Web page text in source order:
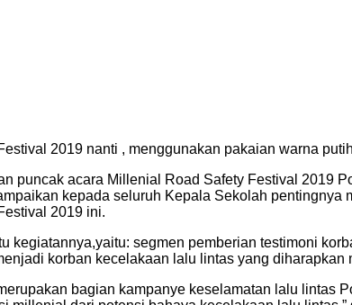
2019 nanti , menggunakan pakaian warna
puncak acara Millenial Road Safety Festival 2019
kepada seluruh Kepala Sekolah
2019 ini.
kegiatannya,yaitu: segmen pemberian testimoni
korban kecelakaan lalu lintas yang
bagian kampanye keselamatan lalu lintas